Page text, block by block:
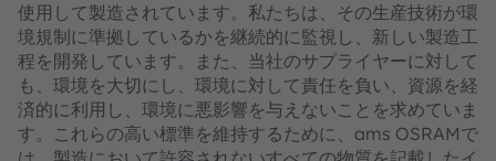
使用して製造されています。私たちは、その生産技術が環
境規制に準拠しているかを継続的に監視し、新しい製造工
程を開発しています。また、当社のサプライヤーに対して
も、環境を大切にし、環境に対して責任を負い、資源を経
済的に利用し、環境に悪影響を与えないことを求めていま
す。これらの高い標準を維持するために、ams OSRAMで